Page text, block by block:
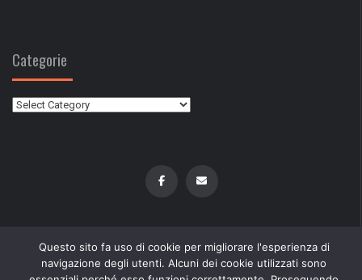
Categorie
Categorie
Copyright © Modellismochepassione.it. All rigths reserved
Questo sito fa uso di cookie per migliorare l'esperienza di
navigazione degli utenti. Alcuni dei cookie utilizzati sono